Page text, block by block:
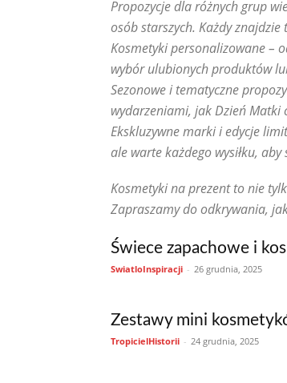
Suplementacja dla urody
Trychologia – skóra głowy i włosy
Uroda dla zabieganych
Uroda po
Zabiegi kosmetyczne
Zdrowie i uroda
Propozycje dla różnych grup
osób starszych. Każdy
Kosmetyki personalizowane –
wybór ulubionych produktów
Sezonowe i tematyczne
wydarzeniami, jak Dzień Matki
Ekskluzywne marki i edycje
ale warte każdego wysiłku,
Kosmetyki na prezent to nie
Zapraszamy do odkrywania,
Świece zapachowe i
SwiatloInspiracji - 26 grudnia, 2025
Zestawy mini
TropicielHistorii - 24 grudnia, 2025